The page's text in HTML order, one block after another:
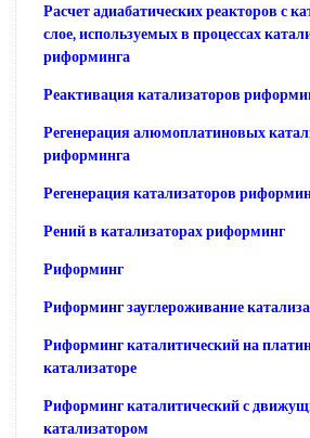
Расчет адиабатических реакторов с
слое, используемых в процессах
риформинга
Реактивация катализаторов
Регенерация алюмоплатиновых
риформинга
Регенерация катализаторов
Рений в катализаторах риформинг
Риформинг
Риформинг зауглероживание
Риформинг каталитический на
катализаторе
Риформинг каталитический с
катализатором